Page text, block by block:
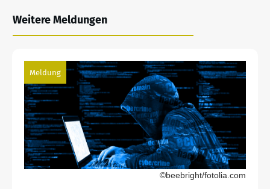
Weitere Meldungen
Meldung
©beebright/fotolia.com